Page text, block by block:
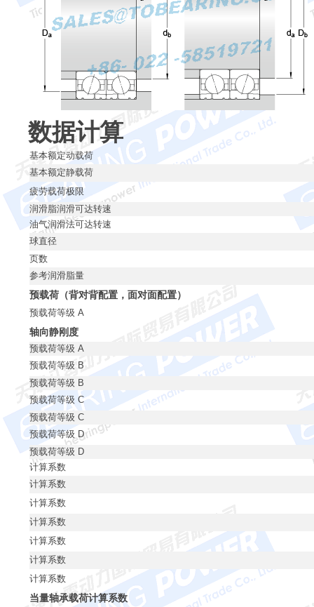
数据计算
基本额定动载荷
基本额定静载荷
疲劳载荷极限
润滑脂润滑可达转速
油气润滑法可达转速
球直径
页数
参考润滑脂量
预载荷（背对背配置，面对面配置）
预载荷等级 A
轴向静刚度
预载荷等级 A
预载荷等级 B
预载荷等级 B
预载荷等级 C
预载荷等级 C
预载荷等级 D
预载荷等级 D
计算系数
计算系数
计算系数
计算系数
计算系数
计算系数
计算系数
当量轴承载荷计算系数